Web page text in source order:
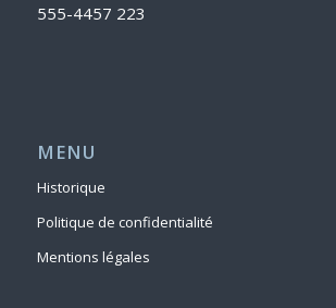
555-4457 223
MENU
Historique
Politique de confidentialité
Mentions légales